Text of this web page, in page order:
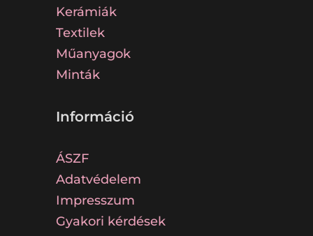
Kerámiák
Textilek
Műanyagok
Minták
Információ
ÁSZF
Adatvédelem
Impresszum
Gyakori kérdések